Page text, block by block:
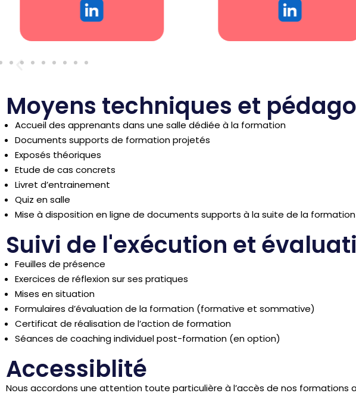
Moyens techniques et
Accueil des apprenants dans une salle dédiée à la formation
Documents supports de formation projetés
Exposés théoriques
Etude de cas concrets
Livret d’entrainement
Quiz en salle
Mise à disposition en ligne de documents supports à la suite de la formation
Suivi de l'exécution et
Feuilles de présence
Exercices de réflexion sur ses pratiques
Mises en situation
Formulaires d’évaluation de la formation (formative et sommative)
Certificat de réalisation de l’action de formation
Séances de coaching individuel post-formation (en option)
Accessiblité
Nous accordons une attention toute particulière à l’accès de nos formations